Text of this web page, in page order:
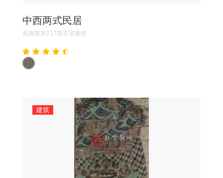
中西两式民居
莫高窟第217窟主室南壁
建筑